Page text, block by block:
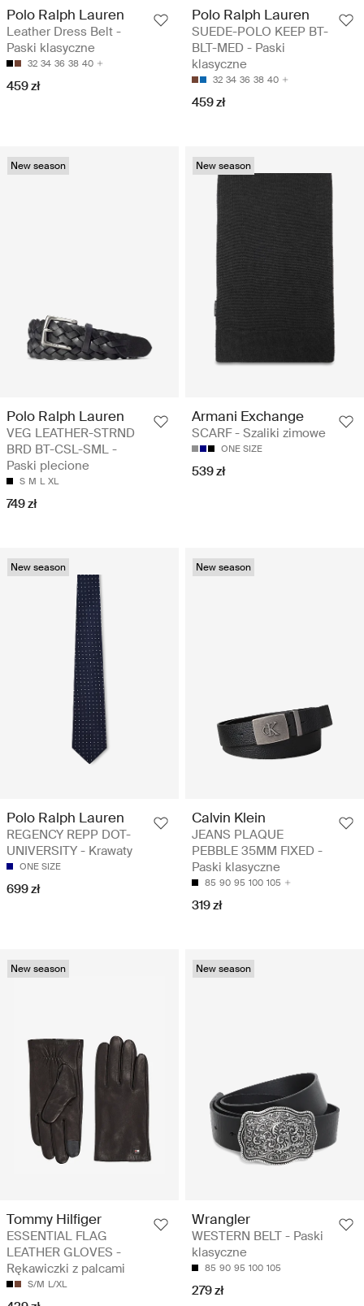
Polo Ralph Lauren
Leather Dress Belt -
Paski klasyczne
32 34 36 38 40
459 zł
Polo Ralph Lauren
SUEDE-POLO KEEP BT-
BLT-MED - Paski
klasyczne
32 34 36 38 40
459 zł
New season
Polo Ralph Lauren
VEG LEATHER-STRND
BRD BT-CSL-SML -
Paski plecione
S M L XL
749 zł
New season
Armani Exchange
SCARF - Szaliki zimowe
ONE SIZE
539 zł
New season
Polo Ralph Lauren
REGENCY REPP DOT-
UNIVERSITY - Krawaty
ONE SIZE
699 zł
New season
Calvin Klein
JEANS PLAQUE
PEBBLE 35MM FIXED -
Paski klasyczne
85 90 95 100 105
319 zł
New season
Tommy Hilfiger
ESSENTIAL FLAG
LEATHER GLOVES -
Rękawiczki z palcami
S/M L/XL
New season
Wrangler
WESTERN BELT - Paski
klasyczne
85 90 95 100 105
279 zł